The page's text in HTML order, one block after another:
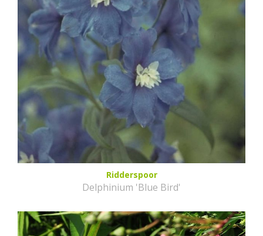
Ridderspoor
Delphinium 'Blue Bird'